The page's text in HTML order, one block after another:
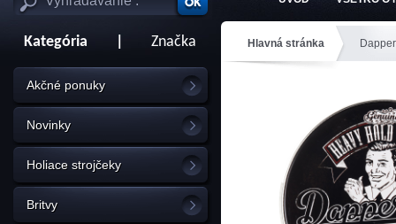
Kategória Značka
Akčné ponuky
Novinky
Holiace strojčeky
Britvy
Hlavná stránka